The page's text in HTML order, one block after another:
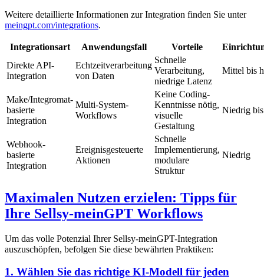
Weitere detaillierte Informationen zur Integration finden Sie unter
meingpt.com/integrations.
Integrationsart Anwendungsfall Vorteile
Direkte API-
Integration
Echtzeitverarbeitung
von Daten
Schnelle
Verarbeitung,
niedrige Latenz
Mittel bis
Make/Integromat-
basierte
Integration
Multi-System-
Workflows
Keine Coding-
Kenntnisse nötig,
visuelle
Gestaltung
Niedrig
Webhook-
basierte
Integration
Ereignisgesteuerte
Aktionen
Schnelle
Implementierung,
modulare
Struktur
Niedrig
Maximalen Nutzen erzielen: Tipps für
Ihre Sellsy-meinGPT Workflows
Um das volle Potenzial Ihrer Sellsy-meinGPT-Integration
auszuschöpfen, befolgen Sie diese bewährten Praktiken:
1. Wählen Sie das richtige KI-Modell für jeden